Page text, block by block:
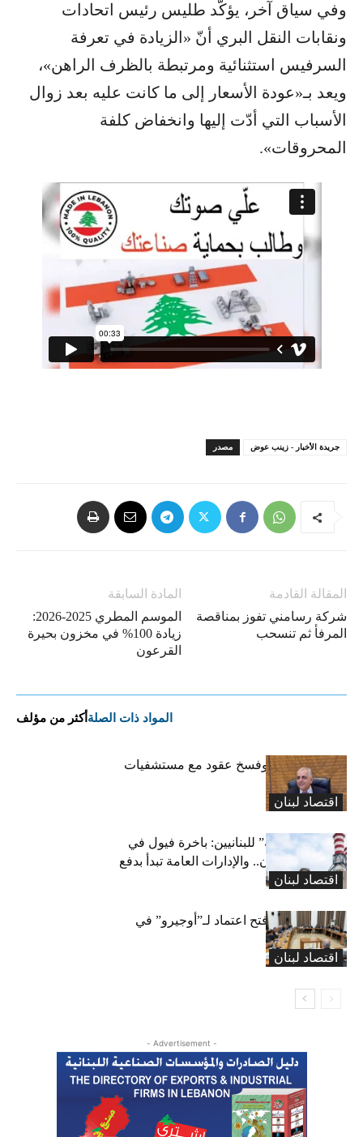
وفي سياق آخر، يؤكّد طليس رئيس اتحادات
ونقابات النقل البري أنّ «الزيادة في تعرفة
السرفيس استثنائية ومرتبطة بالظرف الراهن»،
ويعد بـ«عودة الأسعار إلى ما كانت عليه بعد زوال
الأسباب التي أدّت إليها وانخفاض كلفة
المحروقات».
مصدر جريدة الأخبار - زينب عوض
المادة السابقة
الموسم المطري 2025-2026:
زيادة 100% في مخزون بحيرة
القرعون
المقالة القادمة
شركة رسامني تفوز بمناقصة
المرفأ ثم تنسحب
المواد ذات الصلة أكثر من مؤلف
اقتصاد لبنان
كركي: إنذارات وفسخ عقود مع مستشفيات
مخالفة
اقتصاد لبنان
بشرى “كهربائية” للبنانيين: باخرة فيول في
طريقها إلى لبنان.. والإدارات العامة تبدأ بدفع
متوجباتها
اقتصاد لبنان
لجنة المال تقرّ فتح اعتماد لـ”أوجيرو” في
موازنة 2026
- Advertisement -